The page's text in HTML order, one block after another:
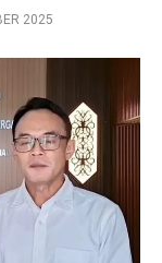
2025